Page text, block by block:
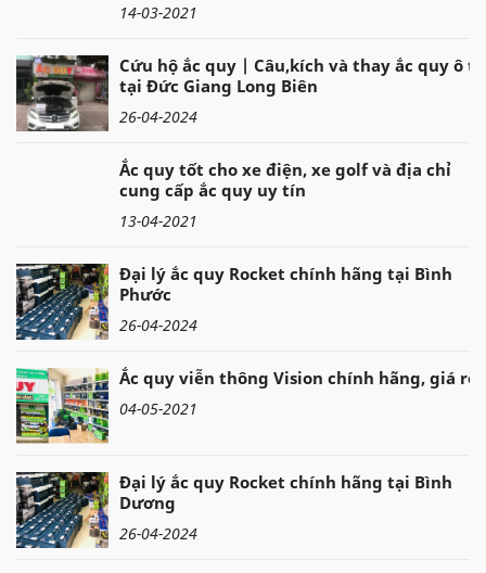
14-03-2021
Cứu hộ ắc quy | Câu,kích và thay ắc quy ô tô
tại Đức Giang Long Biên
26-04-2024
Ắc quy tốt cho xe điện, xe golf và địa chỉ
cung cấp ắc quy uy tín
13-04-2021
Đại lý ắc quy Rocket chính hãng tại Bình
Phước
26-04-2024
Ắc quy viễn thông Vision chính hãng, giá rẻ
04-05-2021
Đại lý ắc quy Rocket chính hãng tại Bình
Dương
26-04-2024